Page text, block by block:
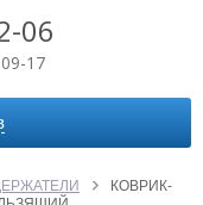
06
17
КОВРИК-